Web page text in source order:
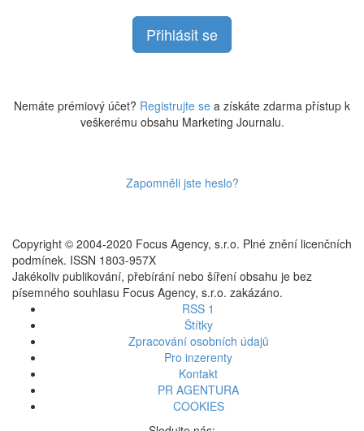
Nemáte prémiový účet? Registrujte se a získáte zdarma přístup k
veškerému obsahu Marketing Journalu.
Zapomněli jste heslo?
Copyright © 2004-2020 Focus Agency, s.r.o. Plné znění licenčních
podmínek. ISSN 1803-957X
Jakékoliv publikování, přebírání nebo šíření obsahu je bez
písemného souhlasu Focus Agency, s.r.o. zakázáno.
RSS 1
Štítky
Zpracování osobních údajů
Pro inzerenty
Kontakt
PR AGENTURA
COOKIES